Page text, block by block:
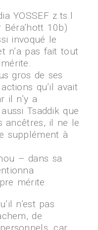
YOSSEF z.ts.l
10b)
invoqué le
n’a pas fait tout
gros de ses
qu’il avait
il n’y a
Tsaddik que
ancêtres, il ne le
supplément à
– dans sa
mérite.
n’est pas
de